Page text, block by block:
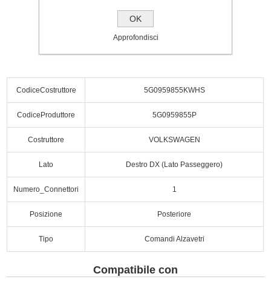
Acquista
CodiceCostruttore 5G0959855KWHS
CodiceProduttore 5G0959855P
Costruttore VOLKSWAGEN
Lato Destro DX (Lato Passeggero)
Numero_Connettori 1
Posizione Posteriore
Tipo Comandi Alzavetri
Compatibile con
OK
Approfondisci